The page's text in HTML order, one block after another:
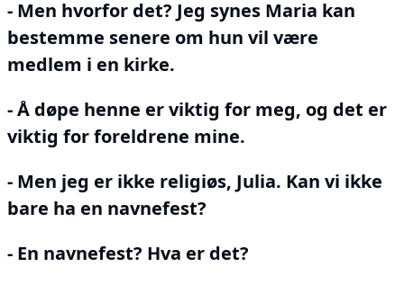
- Men hvorfor det? Jeg synes Maria kan
bestemme senere om hun vil være
medlem i en kirke.
- Å døpe henne er viktig for meg, og det er
viktig for foreldrene mine.
- Men jeg er ikke religiøs, Julia. Kan vi ikke
bare ha en navnefest?
- En navnefest? Hva er det?